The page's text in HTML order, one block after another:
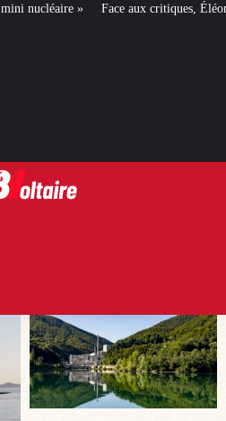
Éléonore Caroit défend l’aide au